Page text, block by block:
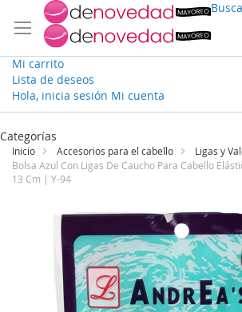
Mi carrito
Lista de deseos
Hola, inicia sesión Mi cuenta
Ir
contenido
Categorías
Inicio Accesorios para el cabello
Ligas y
Bolsa Azul Con Ligas De Caucho Para Cabello
13 Cm | Y-94